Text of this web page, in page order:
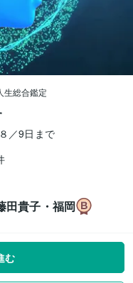
生総合鑑定
／9日まで
田貴子・福岡
む